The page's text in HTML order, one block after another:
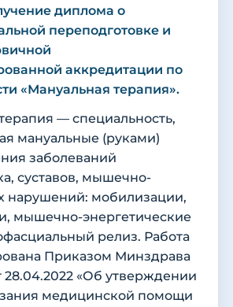
диплома о
переподготовке и
аккредитации по
«Мануальная терапия».
— специальность,
мануальные (руками)
заболеваний
суставов, мышечно-
нарушений: мобилизации,
мышечно-энергетические
релиз. Работа
Приказом Минздрава
«Об утверждении
медицинской помощи